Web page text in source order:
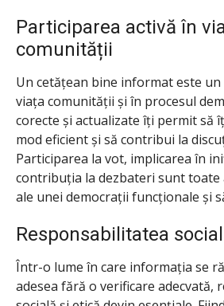
Participarea activă în
comunității
Un cetățean bine informat este
viața comunității și în procesul
corecte și actualizate îți permit să
mod eficient și să contribui la
Participarea la vot, implicarea în
contribuția la dezbateri sunt toate
ale unei democrații funcționale și
Responsabilitatea
Într-o lume în care informația se
adesea fără o verificare adecvată,